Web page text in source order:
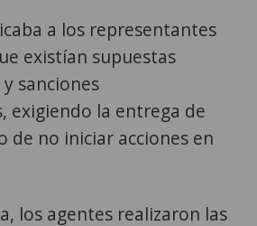
a los representantes
existían supuestas
sanciones
exigiendo la entrega de
de no iniciar acciones en
los agentes realizaron las